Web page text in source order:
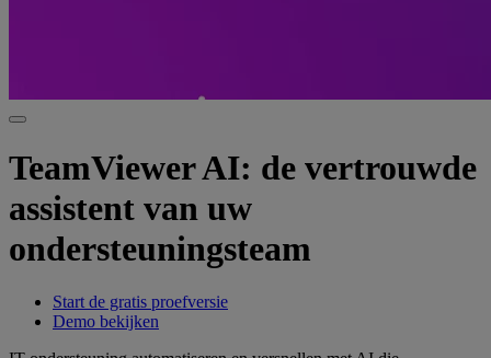
TeamViewer AI: de vertrouwde
assistent van uw
ondersteuningsteam
Start de gratis proefversie
Demo bekijken